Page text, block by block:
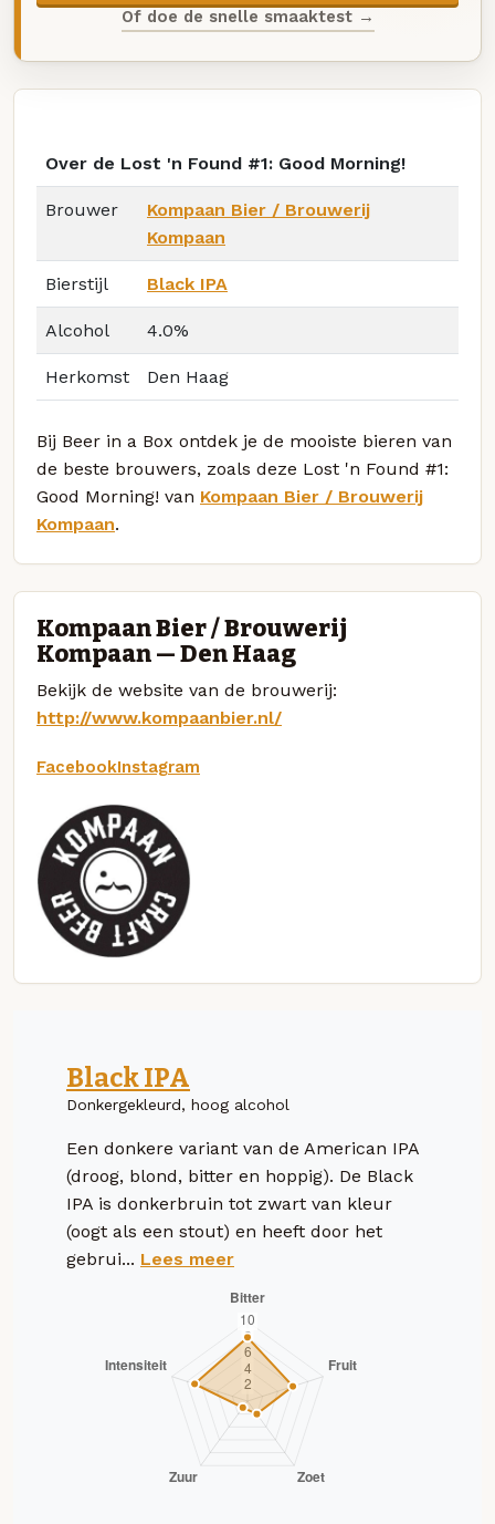
Of doe de snelle smaaktest →
Over de Lost 'n Found #1: Good Morning!
Brouwer
Kompaan Bier / Brouwerij
Kompaan
Bierstijl Black IPA
Alcohol 4.0%
Herkomst Den Haag
Bij Beer in a Box ontdek je de mooiste bieren van
de beste brouwers, zoals deze Lost 'n Found #1:
Good Morning! van Kompaan Bier / Brouwerij
Kompaan.
Kompaan Bier / Brouwerij
Kompaan — Den Haag
Bekijk de website van de brouwerij:
http://www.kompaanbier.nl/
FacebookInstagram
Black IPA
Donkergekleurd, hoog alcohol
Een donkere variant van de American IPA
(droog, blond, bitter en hoppig). De Black
IPA is donkerbruin tot zwart van kleur
(oogt als een stout) en heeft door het
gebrui... Lees meer